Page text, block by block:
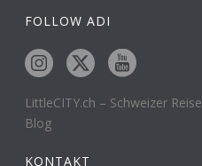
FOLLOW ADI
LittleCITY.ch – Schweizer
Blog
KONTAKT